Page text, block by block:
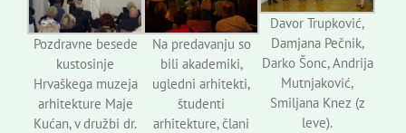
Pozdravne besede
kustosinje
Hrvaškega muzeja
arhitekture Maje
Kućan, v družbi dr.
Na predavanju so
bili akademiki,
ugledni arhitekti,
študenti
arhitekture, člani
Davor Trupković,
Damjana Pečnik,
Darko Šonc, Andrija
Mutnjaković,
Smiljana Knez (z
leve).